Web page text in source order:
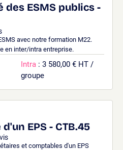
ESMS publics -
avec notre formation M22.
en inter/intra entreprise.
Intra : 3 580,00 € HT /
groupe
EPS - CTB.45
et comptables d'un EPS